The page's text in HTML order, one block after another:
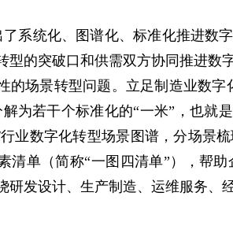
了系统化、图谱化、标准化推进数
型的突破口和供需双方协同推进数
的场景转型问题。立足制造业数
为若干个标准化的“一米”，也就
业数字化转型场景图谱，分场景
清单（简称“一图四清单”），帮
研发设计、生产制造、运维服务、